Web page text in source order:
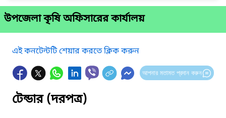
উপজেলা কৃষি অফিসারের কার্যালয়
এই কনটেন্টটি শেয়ার করতে ক্লিক করুন
আপনার মতামত প্রদান করুন
টেন্ডার (দরপত্র)